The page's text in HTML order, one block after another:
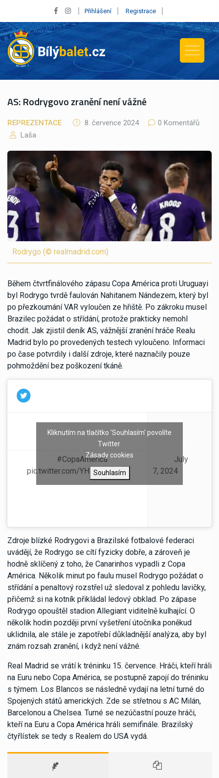
Přihlášení Registrace
AS: Rodrygovo zranění není vážné
REPREZENTACE 8. července 2024
0 Komentářů
Laša
Rodrygo (© realmadrid.com)
Během čtvrtfinálového zápasu Copa América proti Uruguayi
byl Rodrygo tvrdě faulován Nahitanem Nándezem, který byl
po přezkoumání VAR vyloučen ze hřiště. Po zákroku musel
Brazilec požádat o střídání, protože prakticky nemohl
chodit. Jak zjistil deník AS, vážnější zranění hráče Realu
Madrid bylo po provedených testech vyloučeno. Informaci
po čase potvrdily i další zdroje, které naznačily pouze
pohmoždění bez poškození tkáně.
De milagro no está lesionado
Rodrygo Goes. Entrada terrorífica de
#CopaAmerica
pic.twitter.com/YHt1Kzh7zZ
— MT2
July
7, 2024
Kliknutím na tlačítko 'Souhlasím' povolíte
Twitter
Zásady cookies
Souhlasím
Zdroje blízké Rodrygovi a Brazilské fotbalové federaci
uvádějí, že Rodrygo se cítí fyzicky dobře, a zároveň je
hodně sklíčený z toho, že Canarinhos vypadli z Copa
América. Několik minut po faulu musel Rodrygo požádat o
střídání a penaltový rozstřel už sledoval z pohledu lavičky,
přičemž si na kotník přikládal ledový obklad. Po zápase
Rodrygo opouštěl stadion Allegiant viditelně kulhající. O
několik hodin později první vyšetření útočníka poněkud
uklidnila, ale stále je zapotřebí důkladnější analýza, aby byl
znám rozsah zranění, i když není vážné.
Real Madrid se vrátí k tréninku 15. července. Hráči, kteří hráli
na Euru nebo Copa América, se postupně zapojí do tréninku
s týmem. Los Blancos se následně vydají na letní turné do
Spojených států amerických. Zde se střetnou s AC Milán,
Barcelonou a Chelsea. Turné se nezúčastní pouze hráči,
kteří na Euru a Copa América hráli semifinále. Brazilský
čtyřlístek se tedy s Realem do USA vydá.